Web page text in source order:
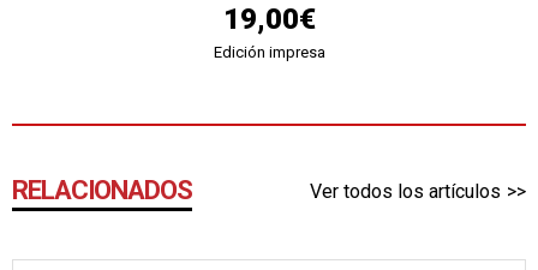
19,00€
Edición impresa
RELACIONADOS Ver todos los artículos